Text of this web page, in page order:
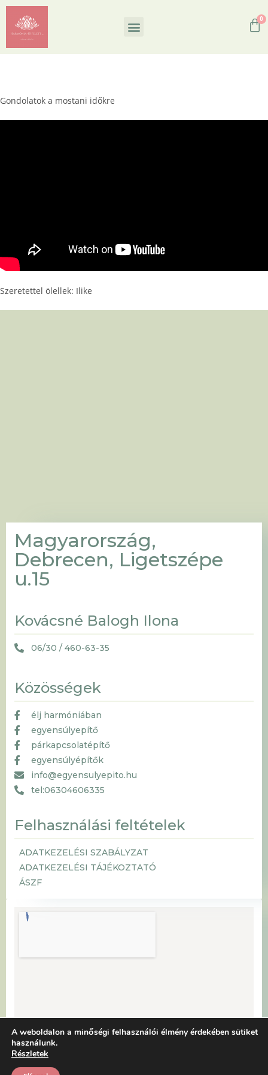
Gondolatok a mostani időkre
Szeretettel ölellek: Ilike
Magyarország,
Debrecen, Ligetszépe
u.15
Kovácsné Balogh Ilona
06/30 / 460-63-35
Közösségek
élj harmóniában
egyensúlyepítő
párkapcsolatépítő
egyensúlyépítők
info@egyensulyepito.hu
tel:06304606335
Felhasználási feltételek
ADATKEZELÉSI SZABÁLYZAT
ADATKEZELÉSI TÁJÉKOZTATÓ
ÁSZF
A weboldalon a minőségi felhasználói élmény érdekében sütiket
használunk.
Részletek